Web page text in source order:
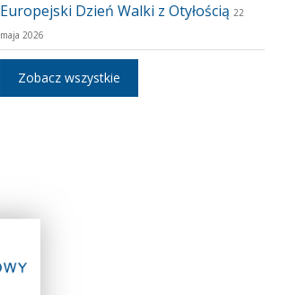
Europejski Dzień Walki z Otyłością 22
maja 2026
Zobacz wszystkie